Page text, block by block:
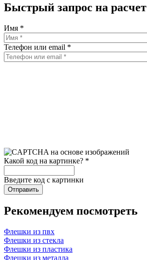
Быстрый запрос на расчет
Имя *
Телефон или email *
Какой код на картинке? *
Введите код с картинки
Рекомендуем посмотреть
Флешки из пвх
Флешки из стекла
Флешки из пластика
Флешки из металла